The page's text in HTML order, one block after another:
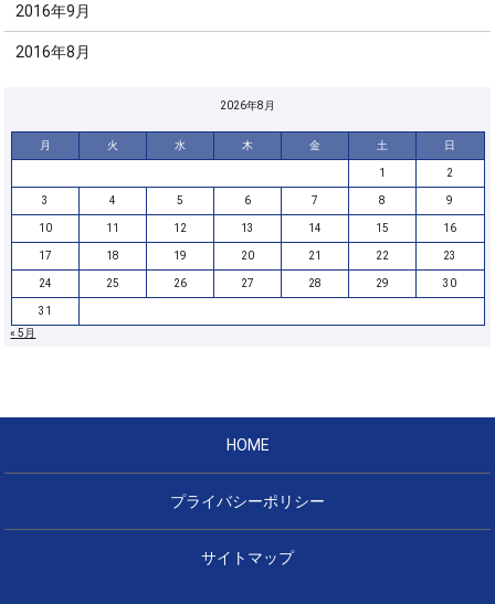
2016年9月
2016年8月
2026年8月
月 火 水 木 金 土 日
1 2
3 4 5 6 7 8 9
10 11 12 13 14 15 16
17 18 19 20 21 22 23
24 25 26 27 28 29 30
31
« 5月
HOME
プライバシーポリシー
サイトマップ